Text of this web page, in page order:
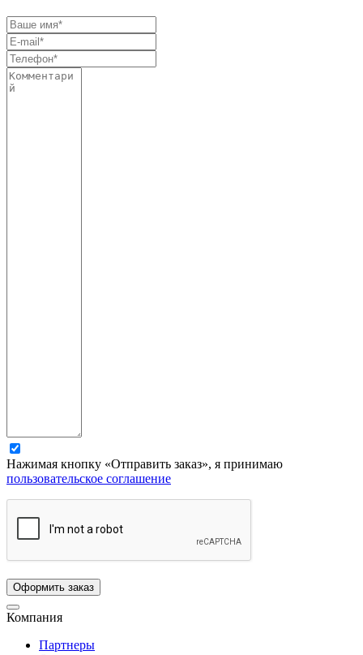
Нажимая кнопку «Отправить заказ», я принимаю
пользовательское соглашение
Компания
Партнеры